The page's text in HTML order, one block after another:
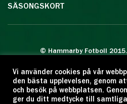
SÄSONGSKORT
© Hammarby Fotboll
Eftertryck eller annan
Citera oss gärna
www.hammarbyfotboll.se.
Vi använder cookies på vår
den bästa upplevelsen, genom
och besök på webbplatsen.
ger du ditt medtycke till